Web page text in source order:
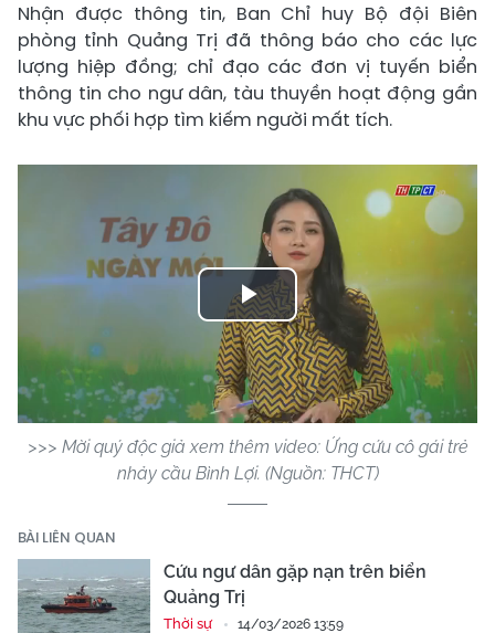
Nhận được thông tin, Ban Chỉ huy Bộ đội Biên
phòng tỉnh Quảng Trị đã thông báo cho các lực
lượng hiệp đồng; chỉ đạo các đơn vị tuyến biển
thông tin cho ngư dân, tàu thuyền hoạt động gần
khu vực phối hợp tìm kiếm người mất tích.
Play
Video
>>> Mời quý độc giả xem thêm video: Ứng cứu cô gái trẻ
nhảy cầu Bình Lợi. (Nguồn: THCT)
BÀI LIÊN QUAN
Cứu ngư dân gặp nạn trên biển
Quảng Trị
Thời sự 14/03/2026 13:59